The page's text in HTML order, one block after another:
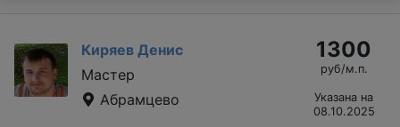
Киряев Денис
Мастер
Абрамцево
1300
руб/м.п.
Указана на
08.10.2025